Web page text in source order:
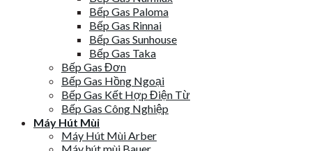
Bếp Gas Paloma
Bếp Gas Rinnai
Bếp Gas Sunhouse
Bếp Gas Taka
Bếp Gas Đơn
Bếp Gas Hồng Ngoại
Bếp Gas Kết Hợp Điện Từ
Bếp Gas Công Nghiệp
Máy Hút Mùi
Máy Hút Mùi Arber